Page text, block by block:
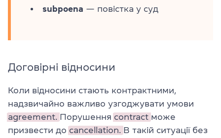
subpoena — повістка у суд
Договірні відносини
Коли відносини стають контрактними,
надзвичайно важливо узгоджувати умови
agreement. Порушення contract може
призвести до cancellation.
В такій ситуації без